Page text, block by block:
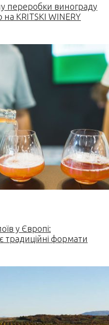
переробки винограду
KRITSKI WINERY
у Європі:
традиційні формати